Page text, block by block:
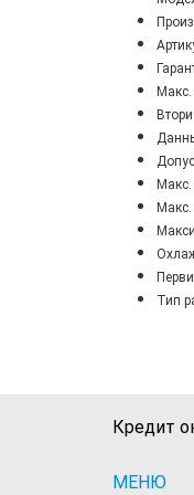
Макс.
Тип
Кредит
МЕНЮ